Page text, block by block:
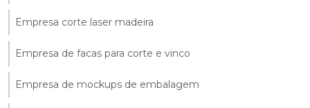
Empresa corte laser madeira
Empresa de facas para corte e vinco
Empresa de mockups de embalagem